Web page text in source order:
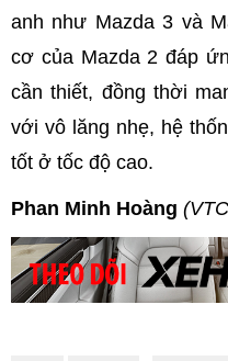
anh như Mazda 3 và
cơ của Mazda 2 đáp
cần thiết, đồng thời
với vô lăng nhẹ, hệ
tốt ở tốc độ cao.
Phan Minh Hoàng